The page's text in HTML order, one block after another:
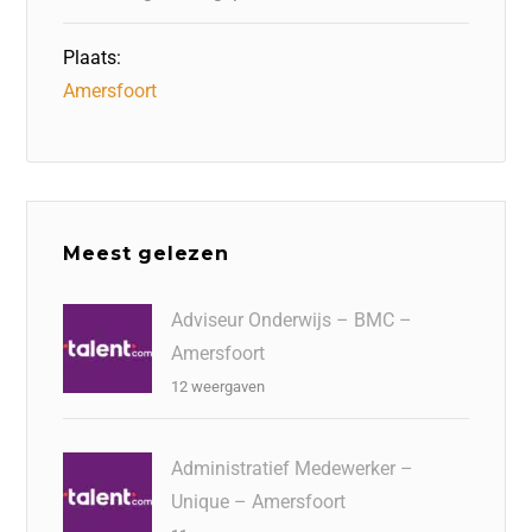
Plaats:
Amersfoort
Meest gelezen
Adviseur Onderwijs – BMC –
Amersfoort
12 weergaven
Administratief Medewerker –
Unique – Amersfoort